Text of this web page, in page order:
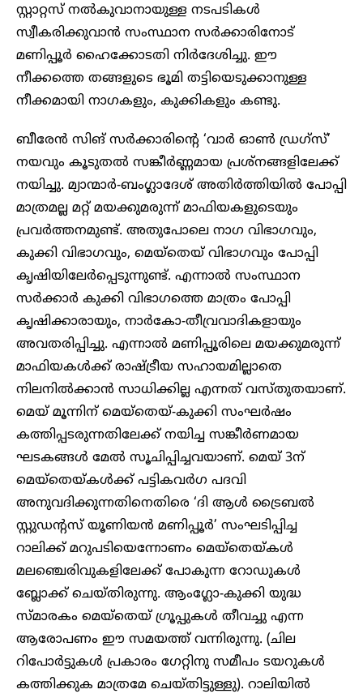
സ്റ്റാറ്റസ് നൽകുവാനായുള്ള നടപടികൾ
സ്വീകരിക്കുവാൻ സംസ്ഥാന സർക്കാരിനോട്
മണിപ്പൂർ ഹൈക്കോടതി നിർദേശിച്ചു. ഈ
നീക്കത്തെ തങ്ങളുടെ ഭൂമി തട്ടിയെടുക്കാനുള്ള
നീക്കമായി നാഗകളും, കുക്കികളും കണ്ടു.
ബീരേൻ സിങ് സർക്കാരിന്റെ ‘വാർ ഓൺ ഡ്രഗ്സ്’
നയവും കൂടുതൽ സങ്കീർണ്ണമായ പ്രശ്നങ്ങളിലേക്ക്
നയിച്ചു. മ്യാന്മാർ-ബംഗ്ലാദേശ് അതിർത്തിയിൽ പോപ്പി
മാത്രമല്ല മറ്റ് മയക്കുമരുന്ന് മാഫിയകളുടെയും
പ്രവർത്തനമുണ്ട്. അതുപോലെ നാഗ വിഭാഗവും,
കുക്കി വിഭാഗവും, മെയ്തെയ് വിഭാഗവും പോപ്പി
കൃഷിയിലേർപ്പെടുന്നുണ്ട്. എന്നാൽ സംസ്ഥാന
സർക്കാർ കുക്കി വിഭാഗത്തെ മാത്രം പോപ്പി
കൃഷിക്കാരായും, നാർകോ-തീവ്രവാദികളായും
അവതരിപ്പിച്ചു. എന്നാൽ മണിപ്പൂരിലെ മയക്കുമരുന്ന്
മാഫിയകൾക്ക് രാഷ്ട്രീയ സഹായമില്ലാതെ
നിലനിൽക്കാൻ സാധിക്കില്ല എന്നത് വസ്തുതയാണ്.
മെയ് മൂന്നിന് മെയ്തെയ്-കുക്കി സംഘർഷം
കത്തിപ്പടരുന്നതിലേക്ക്‌ നയിച്ച സങ്കീർണമായ
ഘടകങ്ങൾ മേൽ സൂചിപ്പിച്ചവയാണ്. മെയ് 3ന്
മെയ്തെയ്കൾക്ക് പട്ടികവർഗ പദവി
അനുവദിക്കുന്നതിനെതിരെ ‘ദി ആൾ ട്രൈബൽ
സ്റ്റുഡന്റസ് യൂണിയൻ മണിപ്പൂർ’ സംഘടിപ്പിച്ച
റാലിക്ക് മറുപടിയെന്നോണം മെയ്തെയ്കൾ
മലഞ്ചെരിവുകളിലേക്ക് പോകുന്ന റോഡുകൾ
ബ്ലോക്ക് ചെയ്തിരുന്നു. ആംഗ്ലോ-കുക്കി യുദ്ധ
സ്മാരകം മെയ്തെയ് ഗ്രൂപ്പുകൾ തീവച്ചു എന്ന
ആരോപണം ഈ സമയത്ത് വന്നിരുന്നു. (ചില
റിപോർട്ടുകൾ പ്രകാരം ഗേറ്റിനു സമീപം ടയറുകൾ
കത്തിക്കുക മാത്രമേ ചെയ്തിട്ടുള്ളു). റാലിയിൽ